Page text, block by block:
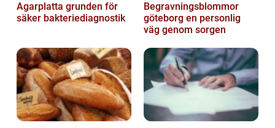
Agarplatta grunden för
säker bakteriediagnostik
Begravningsblommor
göteborg en personlig
väg genom sorgen